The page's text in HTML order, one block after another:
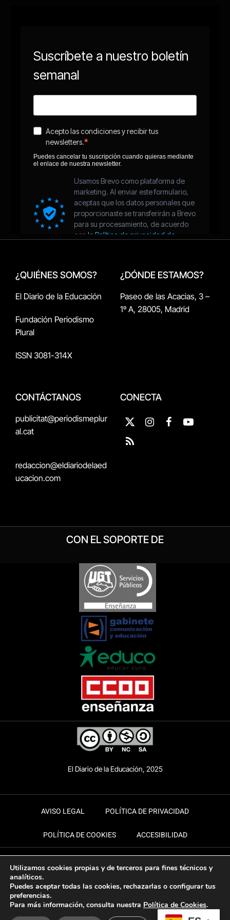
¿QUIÉNES SOMOS?
El Diario de la Educación
Fundación Periodismo
Plural
ISSN 3081-314X
¿DÓNDE ESTAMOS?
Paseo de las Acacias, 3 –
1º A, 28005, Madrid
CONTÁCTANOS
publicitat@periodismeplur
al.cat
redaccion@eldiariodelaed
ucacion.com
CONECTA
X
(Twitter)
InstagramFacebookYouTube
RSS
CON EL SOPORTE DE
El Diario de la Educación, 2025
AVISO LEGAL POLÍTICA DE PRIVACIDAD
POLÍTICA DE COOKIES ACCESIBILIDAD
Utilizamos cookies propias y de terceros para fines técnicos y
analíticos.
Puedes aceptar todas las cookies, rechazarlas o configurar tus
preferencias.
Para más información, consulta nuestra Política de Cookies.